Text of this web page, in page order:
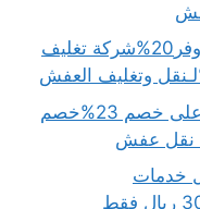
نقل عفشك مع التغليف بالرياض ووفر20%شركة تغليف
ونيت نقل عفش بالرياض..احصل على خصم 23%خصم
نقل عفش
بالرياض 300 ريال خدمات